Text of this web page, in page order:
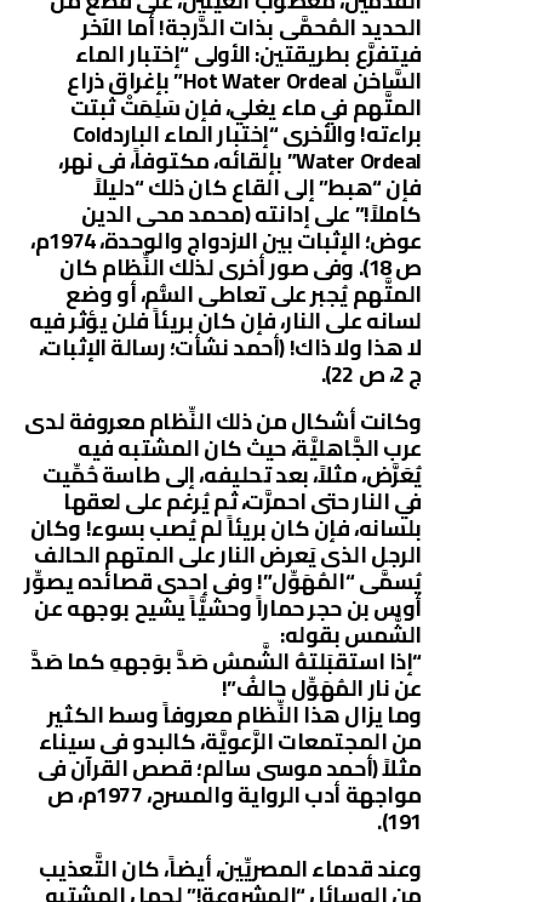
الحديد المُحمَّى بذات الدَّرجة! أما الآخر
فيتفرَّع بطريقتين: الأولى “إختبار الماء
السَّاخن Hot Water Ordeal” بإغراق ذراع
المتَّهم في ماء يغلي، فإن سَلِمَتْ ثبتت
براءته! والأخرى “إختبار الماء الباردCold
Water Ordeal” بإلقائه، مكتوفاً، فى نهر،
فإن “هبط” إلى القاع كان ذلك “دليلاً
كاملاً!” على إدانته (محمد محى الدين
عوض؛ الإثبات بين الازدواج والوحدة، 1974م،
ص 18). وفى صور أخرى لذلك النِّظام كان
المتَّهم يُجبر على تعاطى السُّم، أو وضع
لسانه على النار، فإن كان بريئاً فلن يؤثر فيه
لا هذا ولا ذاك! (أحمد نشأت؛ رسالة الإثبات،
ج 2، ص 22).
وكانت أشكال من ذلك النِّظام معروفة لدى
عرب الجَّاهليَّة، حيث كان المشتبه فيه
يُعَرَّض، مثلاً، بعد تحليفه، إلى طاسة حُمِّيت
في النار حتى احمرَّت، ثم يُرغم على لعقها
بلسانه، فإن كان بريئاً لم يُصب بسوء! وكان
الرجل الذى يَعرض النار على المتهم الحالف
يُسمَّى “المُهَوِّل”! وفى إحدى قصائده يصوِّر
أوس بن حجر حماراً وحشيَّاً يشيح بوجهه عن
الشَّمس بقوله:
“إذا استقبَلتهُ الشَّمسُ صَدَّ بوَجههِ كما صَدَّ
عن نار المُهَوِّل حالفُ”!
وما يزال هذا النِّظام معروفاً وسط الكثير
من المجتمعات الرَّعويَّة، كالبدو فى سيناء
مثلاً (أحمد موسى سالم؛ قصص القرآن فى
مواجهة أدب الرواية والمسرح، 1977م، ص
191).
وعند قدماء المصريِّين، أيضاً، كان التَّعذيب